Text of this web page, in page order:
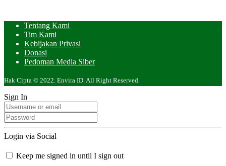
Tentang Kami
Tim Kami
Kebijakan Privasi
Donasi
Pedoman Media Siber
Hak Cipta © 2022. Envira ID. All Right Reserved.
Sign In
Login via Social
Keep me signed in until I sign out